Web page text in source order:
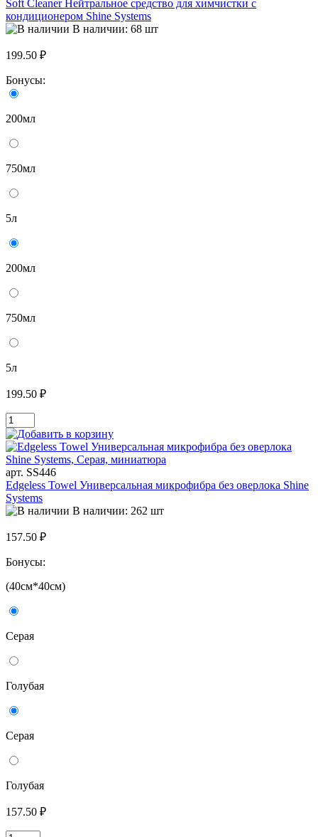
Soft Cleaner Нейтральное средство для химчистки с
кондиционером Shine Systems
В наличии: 68 шт
199.50 ₽
Бонусы:
200мл
750мл
5л
200мл
750мл
5л
199.50 ₽
арт. SS446
Edgeless Towel Универсальная микрофибра без оверлока Shine
Systems
В наличии: 262 шт
157.50 ₽
Бонусы:
(40см*40см)
Серая
Голубая
Серая
Голубая
157.50 ₽